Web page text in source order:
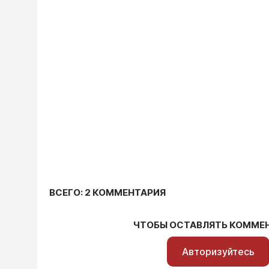
ВСЕГО: 2 КОММЕНТАРИЯ
ЧТОБЫ ОСТАВЛЯТЬ
Авторизуйтесь